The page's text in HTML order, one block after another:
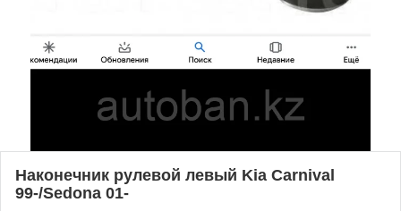
Наконечник рулевой левый Kia Carnival
99-/Sedona 01-